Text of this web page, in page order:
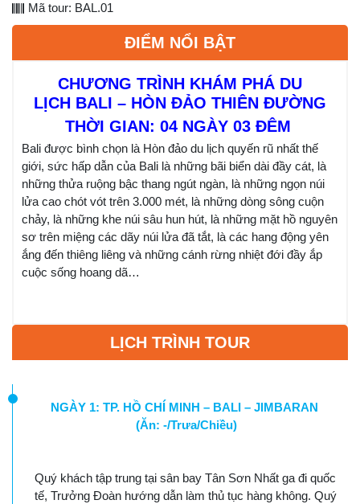
Mã tour: BAL.01
ĐIỂM NỔI BẬT
CHƯƠNG TRÌNH KHÁM PHÁ DU
LỊCH BALI – HÒN ĐẢO THIÊN ĐƯỜNG
THỜI GIAN: 04 NGÀY 03 ĐÊM
Bali được bình chọn là Hòn đảo du lịch quyến rũ nhất thế
giới, sức hấp dẫn của Bali là những bãi biển dài đầy cát, là
những thửa ruộng bậc thang ngút ngàn, là những ngọn núi
lửa cao chót vót trên 3.000 mét, là những dòng sông cuộn
chảy, là những khe núi sâu hun hút, là những mặt hồ nguyên
sơ trên miệng các dãy núi lửa đã tắt, là các hang động yên
ắng đến thiêng liêng và những cánh rừng nhiệt đới đầy ắp
cuộc sống hoang dã…
LỊCH TRÌNH TOUR
NGÀY 1: TP. HỒ CHÍ MINH – BALI – JIMBARAN
(Ăn: -/Trưa/Chiều)
Quý khách tập trung tại sân bay Tân Sơn Nhất ga đi quốc
tế, Trưởng Đoàn hướng dẫn làm thủ tục hàng không. Quý